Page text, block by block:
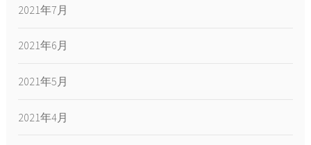
2021年7月
2021年6月
2021年5月
2021年4月